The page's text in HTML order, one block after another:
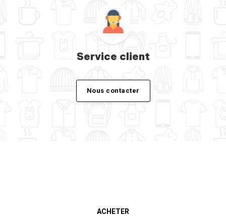
Service client
Nous contacter
ACHETER